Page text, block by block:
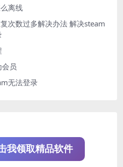
离线
次数过多解决办法 解决steam
员
无法登录
我领取精品软件